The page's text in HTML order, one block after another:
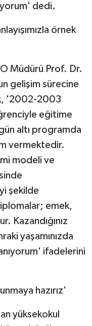
dedi.
örnek
Müdürü Prof. Dr.
gelişim sürecine
'2002-2003
eğitime
altı programda
vermektedir.
modeli ve
şekilde
emek,
Kazandığınız
yaşamınızda
ifadelerini
hazırız'
yüksekokul